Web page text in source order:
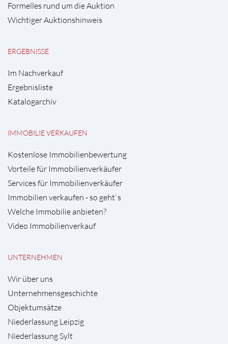
Formelles rund um die Auktion
Wichtiger Auktionshinweis
ERGEBNISSE
Im Nachverkauf
Ergebnisliste
Katalogarchiv
IMMOBILIE VERKAUFEN
Kostenlose Immobilienbewertung
Vorteile für Immobilienverkäufer
Services für Immobilienverkäufer
Immobilien verkaufen - so geht`s
Welche Immobilie anbieten?
Video Immobilienverkauf
UNTERNEHMEN
Wir über uns
Unternehmensgeschichte
Objektumsätze
Niederlassung Leipzig
Niederlassung Sylt